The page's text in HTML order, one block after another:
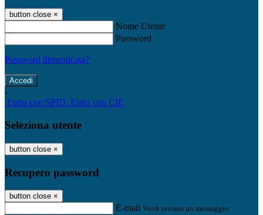
button close ×
Nome Utente
Password
Password dimenticata?
-
Entra con SPID Entra con CIE
Seleziona utente
button close ×
Recupero password
button close ×
E-mail Verrà inviato un messaggio